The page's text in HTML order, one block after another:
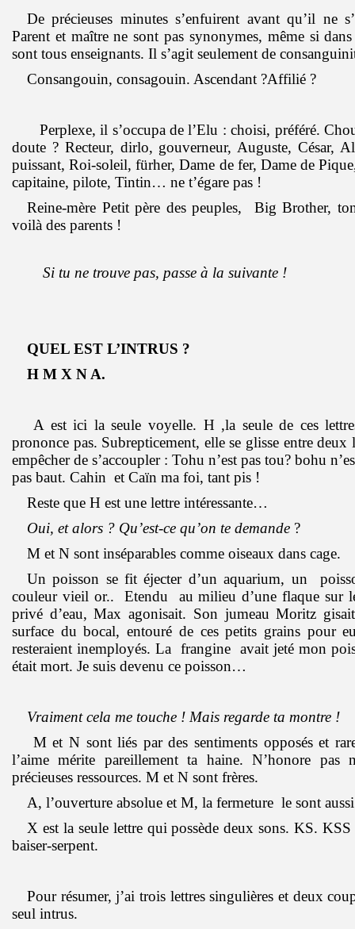
De précieuses minutes s’enfuirent avant qu’il ne
Parent et maître ne sont pas synonymes, même si
sont tous enseignants. Il s’agit seulement de
Consangouin, consagouin. Ascendant ?Affilié ?
Perplexe, il s’occupa de l’Elu : choisi, préféré.
doute ? Recteur, dirlo, gouverneur, Auguste, César,
puissant, Roi-soleil, fürher, Dame de fer, Dame de
capitaine, pilote, Tintin… ne t’égare pas !
Reine-mère Petit père des peuples, Big Brother,
voilà des parents !
Si tu ne trouve pas, passe à la suivante !
QUEL EST L’INTRUS ?
H M X N A.
A est ici la seule voyelle. H ,la seule de ces
prononce pas. Subrepticement, elle se glisse entre deux
empêcher de s’accoupler : Tohu n’est pas tou? bohu
pas baut. Cahin et Caïn ma foi, tant pis !
Reste que H est une lettre intéressante…
Oui, et alors ? Qu’est-ce qu’on te demande?
M et N sont inséparables comme oiseaux dans cage.
Un poisson se fit éjecter d’un aquarium, un
couleur vieil or.. Etendu au milieu d’une flaque sur
privé d’eau, Max agonisait. Son jumeau Moritz
surface du bocal, entouré de ces petits grains pour
resteraient inemployés. La frangine avait jeté mon
était mort. Je suis devenu ce poisson…
Vraiment cela me touche ! Mais regarde ta montre !
M et N sont liés par des sentiments opposés et
l’aime mérite pareillement ta haine. N’honore pas
précieuses ressources. M et N sont frères.
A, l’ouverture absolue et M, la fermeture le sont
X est la seule lettre qui possède deux sons. KS.
baiser-serpent.
Pour résumer, j’ai trois lettres singulières et deux
seul intrus.